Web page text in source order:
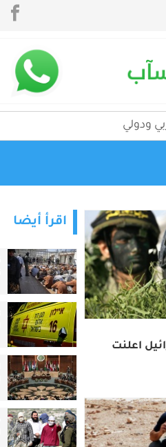
ودولي
اعلنت
اقرأ أيضا